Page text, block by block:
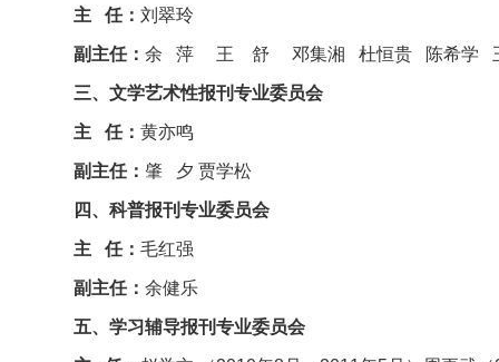
主 任：刘翠玲
副主任：余 萍 王 舒 邓集湘 杜恒贵 陈希学
三、文学艺术性报刊专业委员会
主 任：黄亦鸣
副主任：肇 夕 贾学松
四、科普报刊专业委员会
主 任：毛红强
副主任：余健乐
五、学习辅导报刊专业委员会